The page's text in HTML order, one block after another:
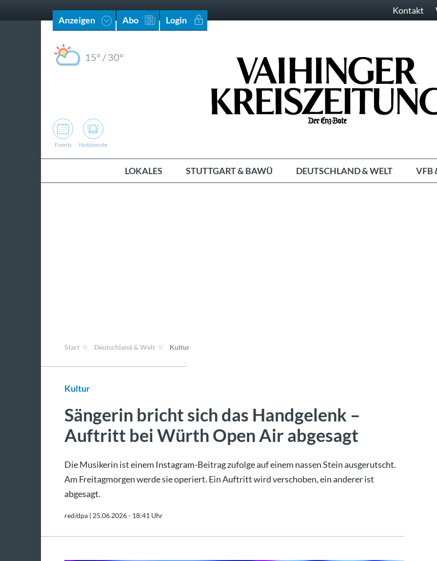
Anzeigen Abo Login
Kontakt
15° /30°
Events Notdienste
LOKALES STUTTGART & BAWÜ DEUTSCHLAND & WELT VFB
Start Deutschland & Welt Kultur
Kultur
Sängerin bricht sich das Handgelenk –
Auftritt bei Würth Open Air abgesagt
Die Musikerin ist einem Instagram-Beitrag zufolge auf einem nassen Stein ausgerutscht.
Am Freitagmorgen werde sie operiert. Ein Auftritt wird verschoben, ein anderer ist
abgesagt.
red/dpa | 25.06.2026 - 18:41 Uhr